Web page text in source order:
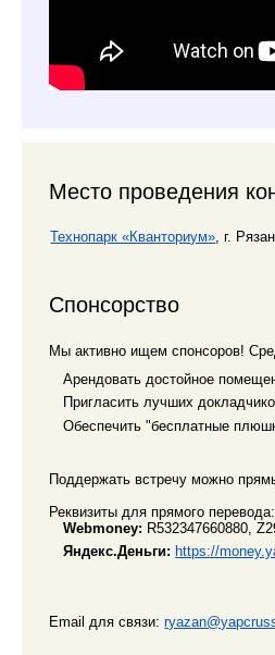
Место проведения
Технопарк «Кванториум», г.
Спонсорство
Мы активно ищем спонсоров!
Арендовать достойное
Пригласить лучших
Обеспечить "бесплатные
Поддержать встречу можно
Реквизиты для прямого перевода:
Webmoney: R532347660880,
Яндекс.Деньги: https://
Email для связи: